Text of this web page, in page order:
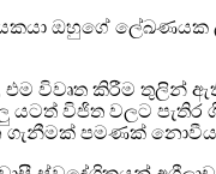
ඔහුගේ ලේඛණයක
එම විවෘත කිරීම තුලින්
විජිත වලට පැතිර
ගැනීමක් පමණක්